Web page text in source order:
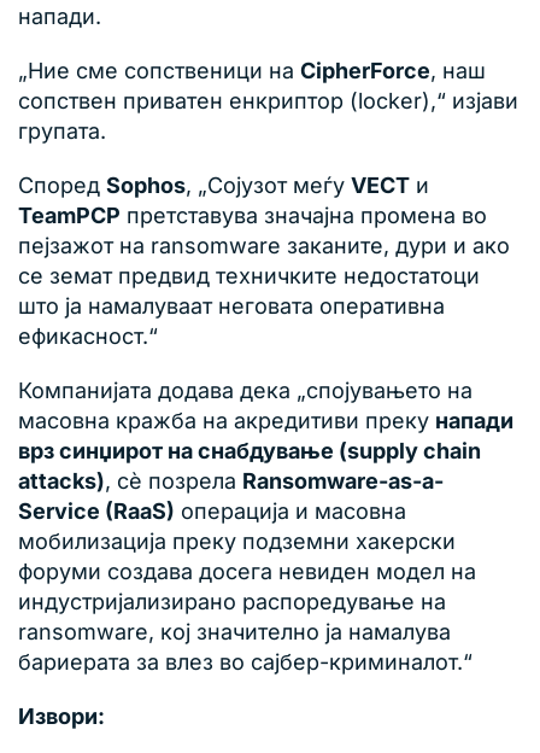
напади.
„Ние сме сопственици на CipherForce, наш
сопствен приватен енкриптор (locker),“ изјави
групата.
Според Sophos, „Сојузот меѓу VECT и
TeamPCP претставува значајна промена во
пејзажот на ransomware заканите, дури и ако
се земат предвид техничките недостатоци
што ја намалуваат неговата оперативна
ефикасност.“
Компанијата додава дека „спојувањето на
масовна кражба на акредитиви преку напади
врз синџирот на снабдување (supply chain
attacks), сè позрела Ransomware-as-a-
Service (RaaS) операција и масовна
мобилизација преку подземни хакерски
форуми создава досега невиден модел на
индустријализирано распоредување на
ransomware, кој значително ја намалува
бариерата за влез во сајбер-криминалот.“
Извори: